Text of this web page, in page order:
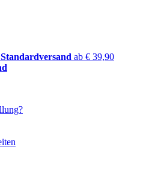
ab € 39,90